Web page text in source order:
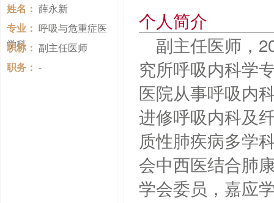
姓名： 薛永新
专业： 呼吸与危重症医
学科
职称： 副主任医师
职务： -
个人简介
副主任医师，
究所呼吸内科学
医院从事呼吸内
进修呼吸内科及
质性肺疾病多学
会中西医结合肺
学会委员，嘉应